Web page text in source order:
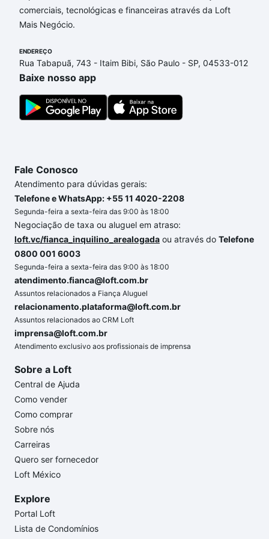
opções de financiamento imobiliário as parcelas
podem se adequar ao seu orçamento. Se ainda tem
de compra, veja em nosso portal
comprar um apartamento e conte com a gente para
comprar o imóvel dos seus sonhos com segurança e
conforto. Loft, com você até as chaves.
comerciais, tecnológicas e financeiras através da Loft
Mais Negócio.
ENDEREÇO
Rua Tabapuã, 743 - Itaim Bibi, São Paulo - SP, 04533-012
Baixe nosso app
Fale Conosco
Atendimento para dúvidas gerais:
Telefone e WhatsApp: +55 11 4020-2208
Segunda-feira a sexta-feira das 9:00 às 18:00
Negociação de taxa ou aluguel em atraso:
loft.vc/fianca_inquilino_arealogada ou através do Telefone
0800 001 6003
Segunda-feira a sexta-feira das 9:00 às 18:00
atendimento.fianca@loft.com.br
Assuntos relacionados a Fiança Aluguel
relacionamento.plataforma@loft.com.br
Assuntos relacionados ao CRM Loft
imprensa@loft.com.br
Atendimento exclusivo aos profissionais de imprensa
Sobre a Loft
Central de Ajuda
Como vender
Como comprar
Sobre nós
Carreiras
Quero ser fornecedor
Loft México
Explore
Portal Loft
Lista de Condomínios